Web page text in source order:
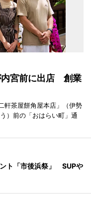
内宮前に出店 創業
軒茶屋餅角屋本店」（伊勢
）前の「おはらい町」通
ト「市後浜祭」 SUPや